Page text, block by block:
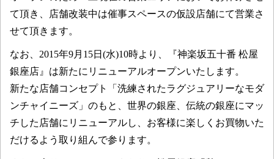
て頂き、店舗改装中は催事スペースの仮設店舗にて営業さ
せて頂きます。
なお、2015年9月15日(水)10時より、『神楽坂五十番 松屋
銀座店』は新たにリニューアルオープンいたします。
新たな店舗コンセプト「洗練されたラグジュアリーなモダ
ンチャイニーズ」のもと、世界の銀座、伝統の銀座にマッ
チした店舗にリニューアルし、お客様に楽しくお買物いた
だけるよう取り組んで参ります。